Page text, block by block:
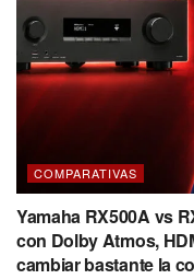
COMPARATIVAS
Yamaha RX500A vs
con Dolby Atmos,
cambiar bastante la